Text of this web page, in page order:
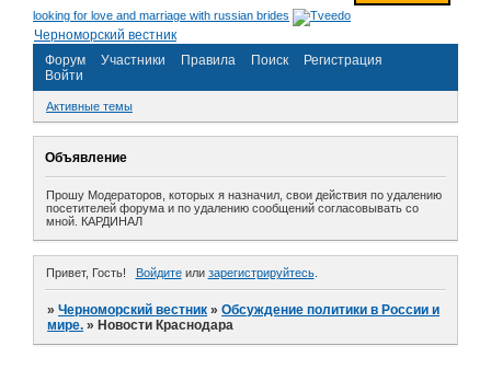
looking for love and marriage with russian brides
Черноморский вестник
Форум
Участники Правила Поиск
Регистрация
Войти
Активные темы
Объявление
Прошу Модераторов, которых я назначил, свои действия по удалению
посетителей форума и по удалению сообщений согласовывать со
мной. КАРДИНАЛ
Привет, Гость! Войдитеили зарегистрируйтесь.
»Черноморский вестник »Обсуждение политики в России и
мире. » Новости Краснодара